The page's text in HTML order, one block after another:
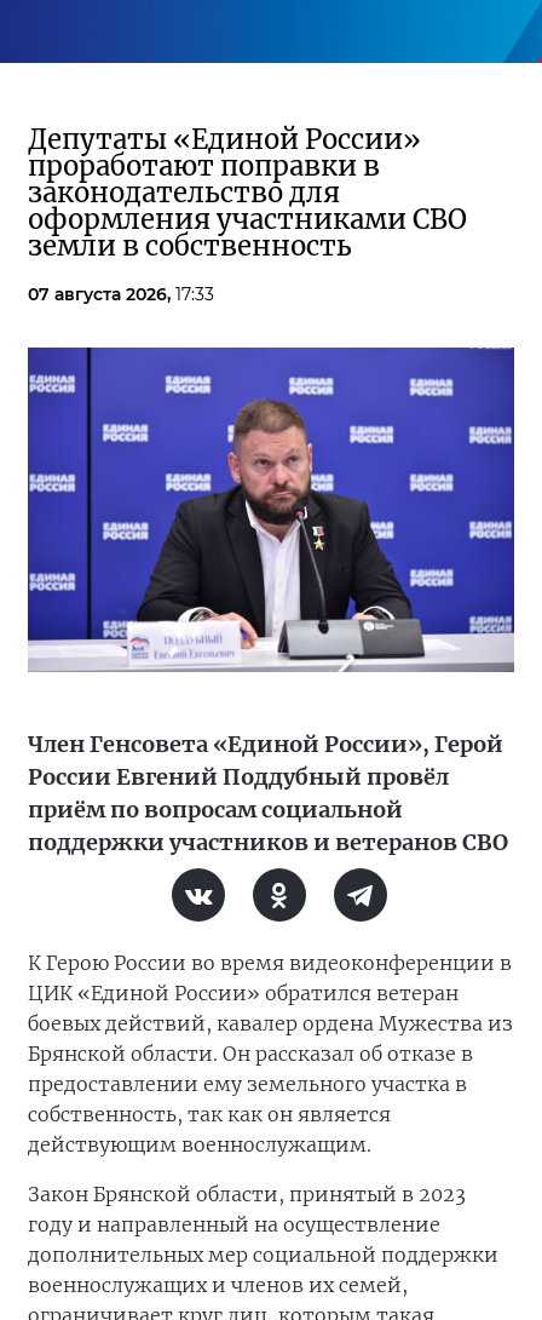
Депутаты «Единой России»
проработают поправки в
законодательство для
оформления участниками СВО
земли в собственность
07 августа 2026, 17:33
Член Генсовета «Единой России», Герой
России Евгений Поддубный провёл
приём по вопросам социальной
поддержки участников и ветеранов СВО
К Герою России во время видеоконференции в
ЦИК «Единой России» обратился ветеран
боевых действий, кавалер ордена Мужества из
Брянской области. Он рассказал об отказе в
предоставлении ему земельного участка в
собственность, так как он является
действующим военнослужащим.
Закон Брянской области, принятый в 2023
году и направленный на осуществление
дополнительных мер социальной поддержки
военнослужащих и членов их семей,